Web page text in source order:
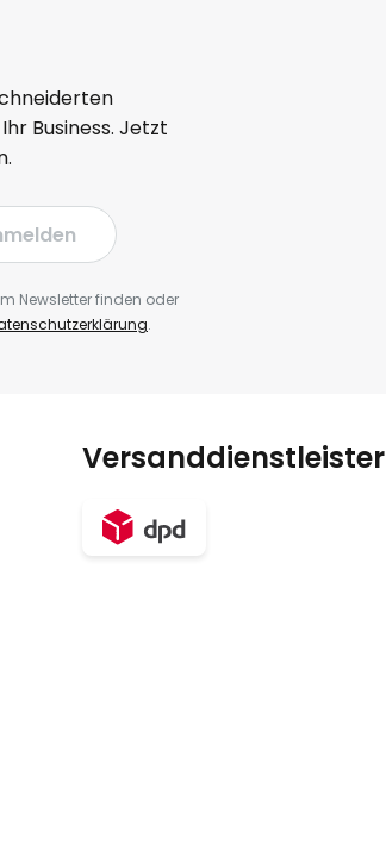
Business. Jetzt
Newsletter finden oder
.
Versanddienstleister